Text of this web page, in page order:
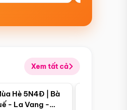
Xem tất cả
Điểm nổi bật
Hè 5N4Đ | Bà
- La Vang -